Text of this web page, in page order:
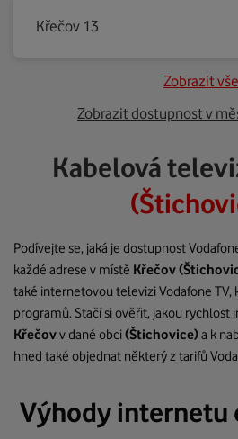
Křečov 13
Zobrazit vše
Zobrazit dostupnost v
Kabelová
Podívejte se, jaká je dostupnost
každé adrese v místě Křečov
také internetovou televizi Vodafone TV,
programů. Stačí si ověřit, jakou
Křečovv dané obci(Štichovice)a k
hned také objednat některý z tarifů
Výhody internetu